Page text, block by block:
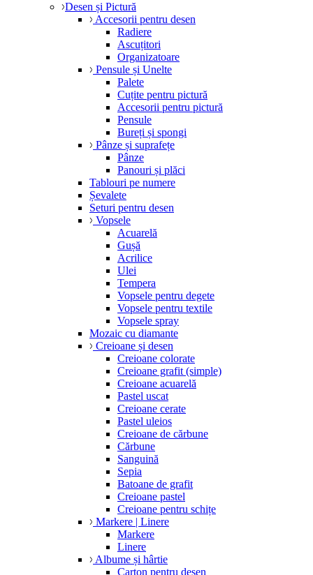
Desen și Pictură
Accesorii pentru desen
Radiere
Ascuțitori
Organizatoare
Pensule și Unelte
Palete
Cuțite pentru pictură
Accesorii pentru pictură
Pensule
Bureți și spongi
Pânze și suprafețe
Pânze
Panouri și plăci
Tablouri pe numere
Șevalete
Seturi pentru desen
Vopsele
Acuarelă
Gușă
Acrilice
Ulei
Tempera
Vopsele pentru degete
Vopsele pentru textile
Vopsele spray
Mozaic cu diamante
Creioane și desen
Creioane colorate
Creioane grafit (simple)
Creioane acuarelă
Pastel uscat
Creioane cerate
Pastel uleios
Creioane de cărbune
Cărbune
Sanguină
Sepia
Batoane de grafit
Creioane pastel
Creioane pentru schițe
Markere | Linere
Markere
Linere
Albume și hârtie
Carton pentru desen